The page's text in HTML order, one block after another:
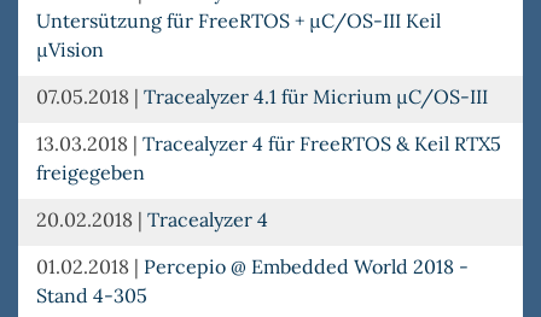
Untersützung für FreeRTOS + µC/OS-III Keil
µVision
07.05.2018 | Tracealyzer 4.1 für Micrium µC/OS-III
13.03.2018 | Tracealyzer 4 für FreeRTOS & Keil RTX5
freigegeben
20.02.2018 | Tracealyzer 4
01.02.2018 | Percepio @ Embedded World 2018 -
Stand 4-305